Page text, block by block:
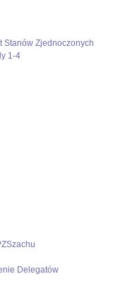
Stanów Zjednoczonych
1-4
Delegatów